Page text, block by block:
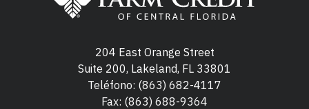
204 East Orange Street
Suite 200, Lakeland, FL 33801
Teléfono: (863) 682-4117
Fax: (863) 688-9364